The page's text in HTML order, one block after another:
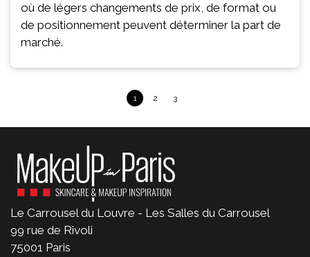
où de légers changements de prix, de format ou
de positionnement peuvent déterminer la part de
marché.
1 2 3
Le Carrousel du Louvre - Les Salles du Carrousel
99 rue de Rivoli
75001 Paris